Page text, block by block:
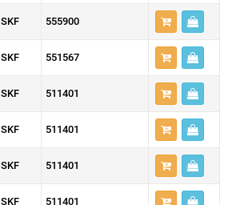
SKF 555900
SKF 551567
SKF 511401
SKF 511401
SKF 511401
SKF 511401